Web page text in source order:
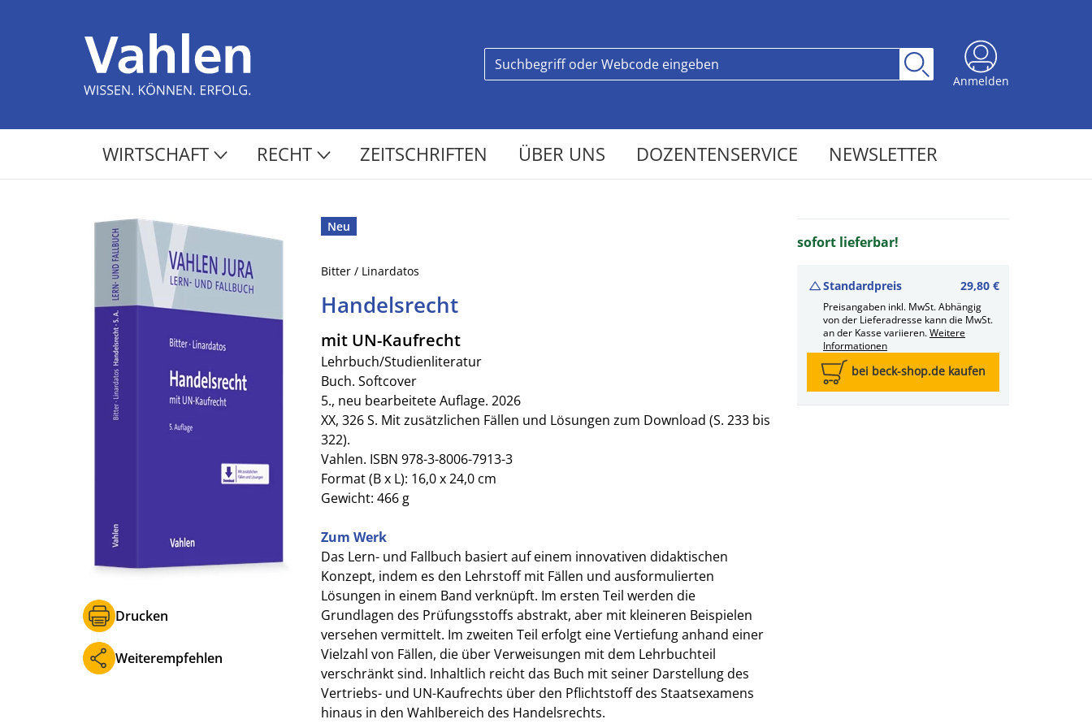
Anmelden
WIRTSCHAFT RECHT ZEITSCHRIFTEN ÜBER UNS DOZENTENSERVICE NEWSLETTER
Drucken
Weiterempfehlen
Neu
Bitter / Linardatos
Handelsrecht
mit UN-Kaufrecht
Lehrbuch/Studienliteratur
Buch. Softcover
5., neu bearbeitete Auflage. 2026
XX, 326 S. Mit zusätzlichen Fällen und Lösungen zum Download (S. 233 bis
322).
Vahlen. ISBN 978-3-8006-7913-3
Format (B x L): 16,0 x 24,0 cm
Gewicht: 466 g
Zum Werk
Das Lern- und Fallbuch basiert auf einem innovativen didaktischen
Konzept, indem es den Lehrstoff mit Fällen und ausformulierten
Lösungen in einem Band verknüpft. Im ersten Teil werden die
Grundlagen des Prüfungsstoffs abstrakt, aber mit kleineren Beispielen
versehen vermittelt. Im zweiten Teil erfolgt eine Vertiefung anhand einer
Vielzahl von Fällen, die über Verweisungen mit dem Lehrbuchteil
verschränkt sind. Inhaltlich reicht das Buch mit seiner Darstellung des
Vertriebs- und UN-Kaufrechts über den Pflichtstoff des Staatsexamens
hinaus in den Wahlbereich des Handelsrechts.
sofort lieferbar!
Standardpreis 29,80 €
Preisangaben inkl. MwSt. Abhängig
von der Lieferadresse kann die MwSt.
an der Kasse variieren.Weitere
Informationen
bei beck-shop.de kaufen